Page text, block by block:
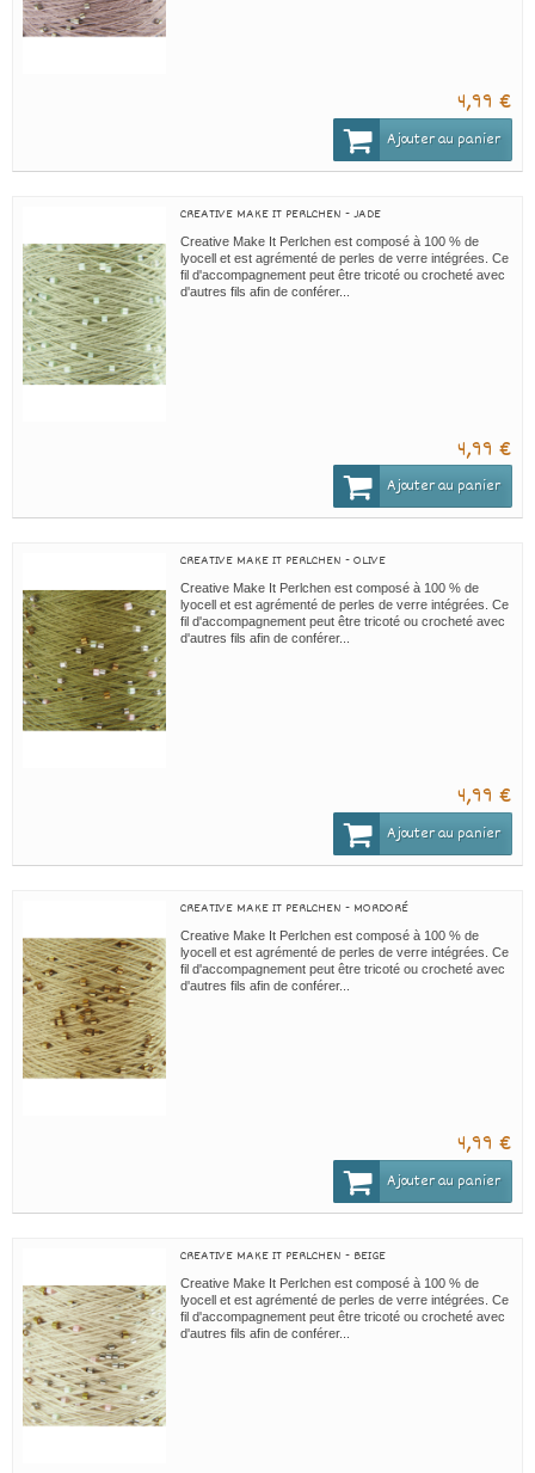
4,99 €
Ajouter au panier
CREATIVE MAKE IT PERLCHEN - JADE
Creative Make It Perlchen est composé à 100 % de
lyocell et est agrémenté de perles de verre intégrées. Ce
fil d'accompagnement peut être tricoté ou crocheté avec
d'autres fils afin de conférer...
4,99 €
Ajouter au panier
CREATIVE MAKE IT PERLCHEN - OLIVE
Creative Make It Perlchen est composé à 100 % de
lyocell et est agrémenté de perles de verre intégrées. Ce
fil d'accompagnement peut être tricoté ou crocheté avec
d'autres fils afin de conférer...
4,99 €
Ajouter au panier
CREATIVE MAKE IT PERLCHEN - MORDORÉ
Creative Make It Perlchen est composé à 100 % de
lyocell et est agrémenté de perles de verre intégrées. Ce
fil d'accompagnement peut être tricoté ou crocheté avec
d'autres fils afin de conférer...
4,99 €
Ajouter au panier
CREATIVE MAKE IT PERLCHEN - BEIGE
Creative Make It Perlchen est composé à 100 % de
lyocell et est agrémenté de perles de verre intégrées. Ce
fil d'accompagnement peut être tricoté ou crocheté avec
d'autres fils afin de conférer...